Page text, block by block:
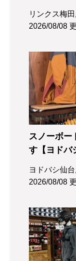
リンクス梅
2026/08/08
スノーボー
す【ヨドバ
ヨドバシ仙
2026/08/08